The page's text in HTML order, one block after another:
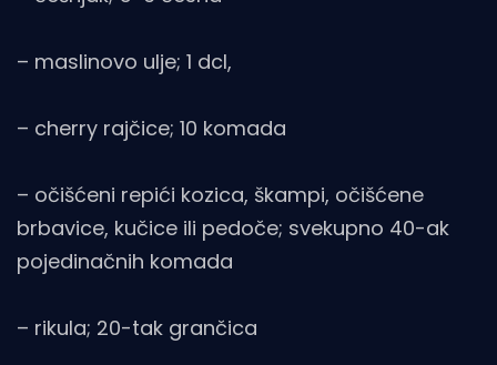
– maslinovo ulje; 1 dcl,
– cherry rajčice; 10 komada
– očišćeni repići kozica, škampi, očišćene
brbavice, kučice ili pedoče; svekupno 40-ak
pojedinačnih komada
– rikula; 20-tak grančica